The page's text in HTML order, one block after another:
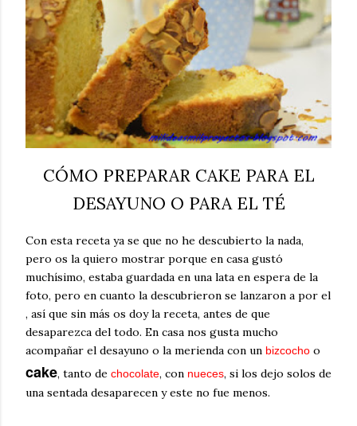
sustituto perfecto a los frutos se...
CÓMO PREPARAR CAKE PARA EL
DESAYUNO O PARA EL TÉ
Con esta receta ya se que no he descubierto la nada,
pero os la quiero mostrar porque en casa gustó
muchísimo, estaba guardada en una lata en espera de la
foto, pero en cuanto la descubrieron se lanzaron a por el
, así que sin más os doy la receta, antes de que
desaparezca del todo. En casa nos gusta mucho
acompañar el desayuno o la merienda con un bizcocho o
cake, tanto de chocolate, con nueces, si los dejo solos de
una sentada desaparecen y este no fue menos.